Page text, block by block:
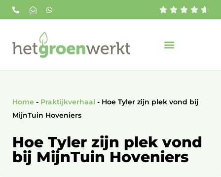
    
Home - Praktijkverhaal - Hoe Tyler zijn plek vond bij
MijnTuin Hoveniers
Hoe Tyler zijn plek vond
bij MijnTuin Hoveniers